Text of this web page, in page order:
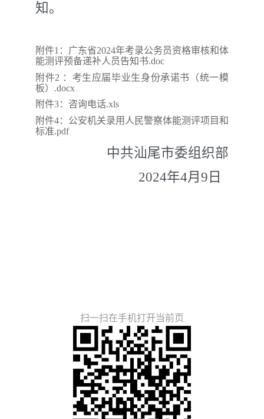
知。
附件1：广东省2024年考录公务员资格审核和体
能测评预备递补人员告知书.doc
附件2 ：考生应届毕业生身份承诺书（统一模
板）.docx
附件3：咨询电话.xls
附件4：公安机关录用人民警察体能测评项目和
标准.pdf
中共汕尾市委组织部
2024年4月 9 日
扫一扫在手机打开当前页